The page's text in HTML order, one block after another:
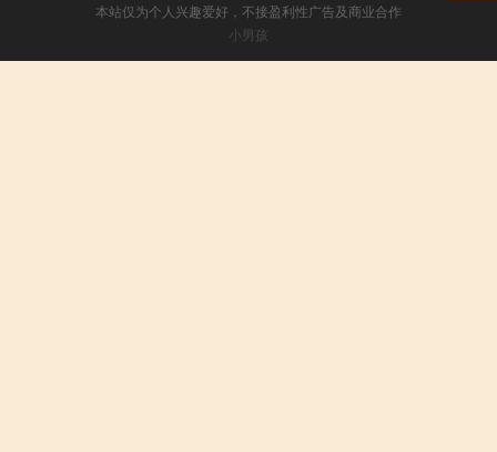
本站仅为个人兴趣爱好，不接盈利性广告及商业合作
小男孩